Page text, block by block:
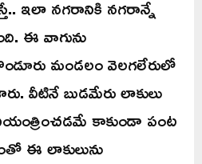
ఇలా నగరానికి నగరాన్నే
ఈ వాగును
మండలం వెలగలేరులో
వీటినే బుడమేరు లాకులు
కాకుండా పంట
ఈ లాకులును